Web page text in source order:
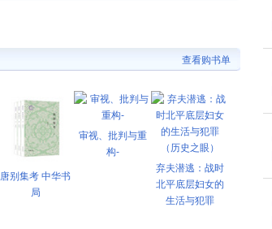
查看购书单
唐别集考 中华书
局
审视、批判与重
构-
弃夫潜逃：战时
北平底层妇女的
生活与犯罪